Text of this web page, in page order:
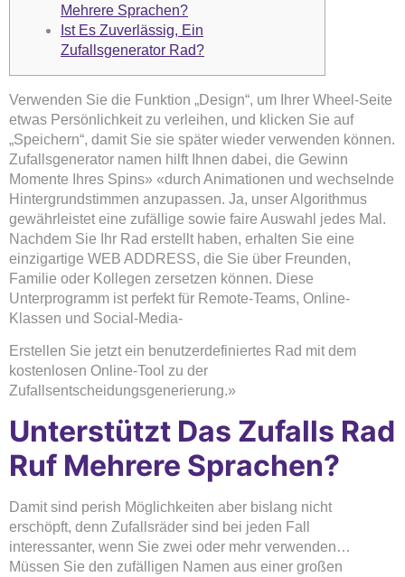
Mehrere Sprachen?
Ist Es Zuverlässig, Ein
Zufallsgenerator Rad?
Verwenden Sie die Funktion „Design“, um Ihrer Wheel-Seite
etwas Persönlichkeit zu verleihen, und klicken Sie auf
„Speichern“, damit Sie sie später wieder verwenden können.
Zufallsgenerator namen hilft Ihnen dabei, die Gewinn
Momente Ihres Spins» «durch Animationen und wechselnde
Hintergrundstimmen anzupassen. Ja, unser Algorithmus
gewährleistet eine zufällige sowie faire Auswahl jedes Mal.
Nachdem Sie Ihr Rad erstellt haben, erhalten Sie eine
einzigartige WEB ADDRESS, die Sie über Freunden,
Familie oder Kollegen zersetzen können. Diese
Unterprogramm ist perfekt für Remote-Teams, Online-
Klassen und Social-Media-
Erstellen Sie jetzt ein benutzerdefiniertes Rad mit dem
kostenlosen Online-Tool zu der
Zufallsentscheidungsgenerierung.»
Unterstützt Das Zufalls Rad
Ruf Mehrere Sprachen?
Damit sind perish Möglichkeiten aber bislang nicht
erschöpft, denn Zufallsräder sind bei jeden Fall
interessanter, wenn Sie zwei oder mehr verwenden…
Müssen Sie den zufälligen Namen aus einer großen